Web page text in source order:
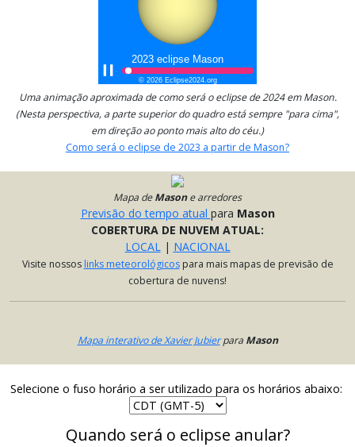
Uma animação aproximada de como será o eclipse de 2024 em Mason.
(Nesta perspectiva, a parte superior do quadro está sempre "para cima",
em direção ao ponto mais alto do céu.)
Como será o eclipse de 2023 a partir de Mason?
Mapa deMasone arredores
Previsão do tempo atual para Mason
COBERTURA DE NUVEM ATUAL:
LOCAL| NACIONAL
Visite nossoslinks meteorológicospara mais mapas de previsão de
cobertura de nuvens!
Mapa interativo de Xavier Jubierpara Mason
Selecione o fuso horário a ser utilizado para os horários abaixo:
Quando será o eclipse anular?